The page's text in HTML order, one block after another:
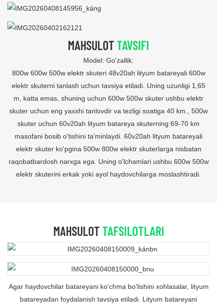
MAHSULOTTAVSIFI
Model: Go'zallik:
800w 600w 500w elektr skuteri 48v20ah lityum batareyali 600w
elektr skuterni tanlash uchun tavsiya etiladi. Uning uzunligi 1,65
m, katta emas, shuning uchun 600w 500w skuter ushbu elektr
skuter uchun eng yaxshi tanlovdir va tezligi soatiga 40 km., 500w
skuter uchun 60v20ah lityum batareya skuterning 69-70 km
masofani bosib o'tishini ta'minlaydi. 60v20ah lityum batareyali
elektr skuter ko'pgina 500w 800w elektr skuterlarga nisbatan
raqobatbardosh narxga ega. Uning o'lchamlari ushbu 600w 500w
elektr skuterini erkak yoki ayol haydovchilarga moslashtiradi.
MAHSULOTTAFSILOTLARI
Agar haydovchilar batareyani ko'chma bo'lishini xohlasalar, lityum
batareyadan foydalanish tavsiya etiladi. Lityum batareyani